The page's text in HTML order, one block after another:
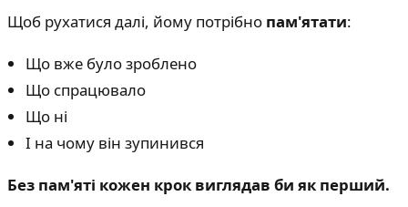
Щоб рухатися далі, йому потрібно пам'ятати:
Що вже було зроблено
Що спрацювало
Що ні
І на чому він зупинився
Без пам'яті кожен крок виглядав би як перший.